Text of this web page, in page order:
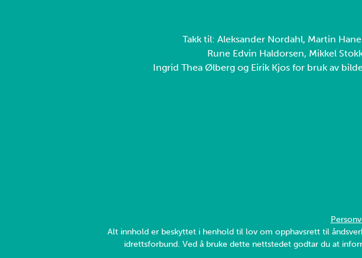
Takk til: Aleksander Nordahl, Martin
Rune Edvin Haldorsen, Mikkel
Ingrid Thea Ølberg og Eirik Kjos for bruk av
Alt innhold er beskyttet i henhold til lov om opphavsrett til
idrettsforbund. Ved å bruke dette nettstedet godtar du at